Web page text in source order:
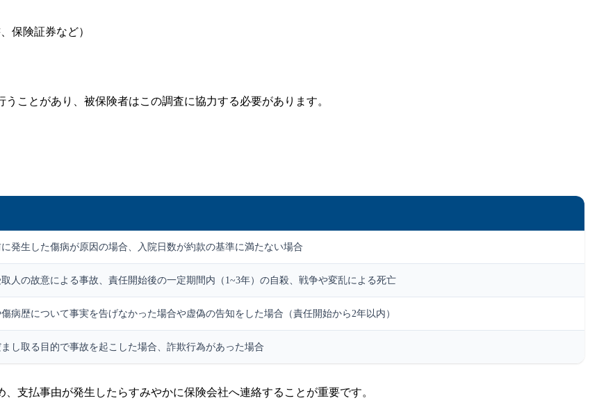
保険証券など）
ことがあり、被保険者はこの調査に協力する必要があります。
発生した傷病が原因の場合、入院日数が約款の基準に満たない場合
人の故意による事故、責任開始後の一定期間内（1~3年）の自殺、戦争や変乱による死亡
病歴について事実を告げなかった場合や虚偽の告知をした場合（責任開始から2年以内）
し取る目的で事故を起こした場合、詐欺行為があった場合
支払事由が発生したらすみやかに保険会社へ連絡することが重要です。